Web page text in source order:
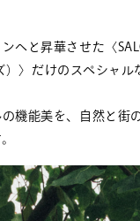
へと昇華させた〈
）〉だけのスペシャル
機能美を、自然と